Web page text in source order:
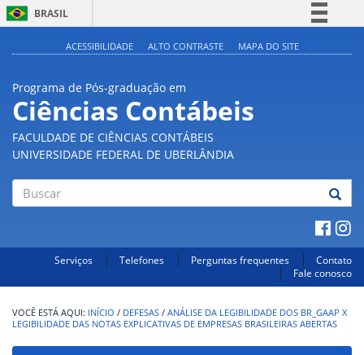
BRASIL
Acesso à informação
ACESSIBILIDADE ALTO CONTRASTE MAPA DO SITE
Programa de Pós-graduação em
Ciências Contábeis
FACULDADE DE CIÊNCIAS CONTÁBEIS
UNIVERSIDADE FEDERAL DE UBERLÂNDIA
Serviços Telefones Perguntas frequentes
Contato
Fale conosco
INÍCIO / DEFESAS / ANÁLISE DA LEGIBILIDADE DOS BR_GAAP X
LEGIBILIDADE DAS NOTAS EXPLICATIVAS DE EMPRESAS BRASILEIRAS ABERTAS